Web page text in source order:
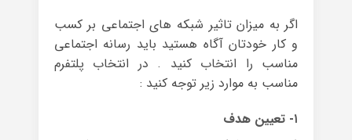
اگر به میزان تاثیر شبکه های اجتماعی بر کسب
و کار خودتان آگاه هستید باید رسانه اجتماعی
مناسب را انتخاب کنید . در انتخاب پلتفرم
مناسب به موارد زیر توجه کنید :
۱- تعیین هدف